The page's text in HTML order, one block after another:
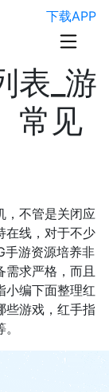
下载APP
表_游
常见
，不管是关闭应
在线，对于不少
手游资源培养非
求严格，而且
小编下面整理红
些游戏，红手指